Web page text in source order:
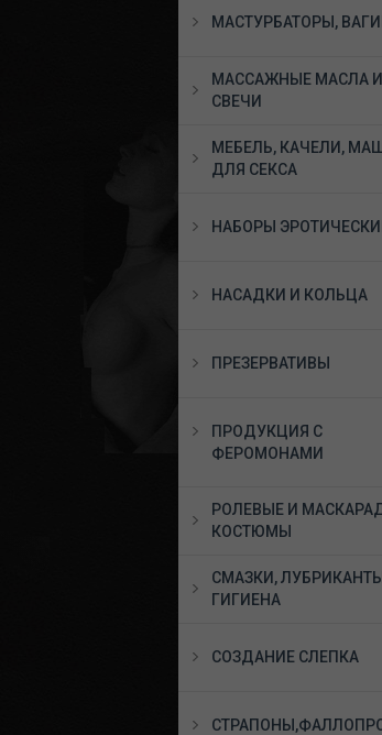
МАСТУРБАТОРЫ,
МАССАЖНЫЕ МАСЛА И
СВЕЧИ
МЕБЕЛЬ, КАЧЕЛИ,
ДЛЯ СЕКСА
НАБОРЫ
НАСАДКИ И КОЛЬЦА
ПРЕЗЕРВАТИВЫ
ПРОДУКЦИЯ С
ФЕРОМОНАМИ
РОЛЕВЫЕ И
КОСТЮМЫ
СМАЗКИ,
ГИГИЕНА
СОЗДАНИЕ СЛЕПКА
7380 руб.